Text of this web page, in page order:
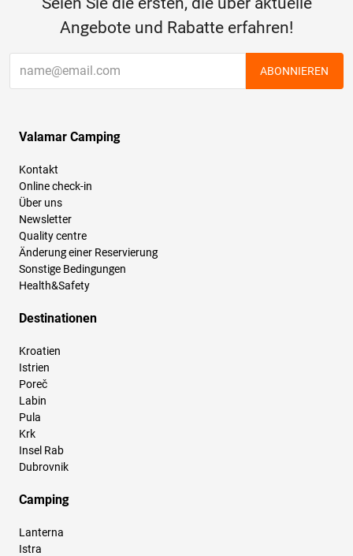
Angebote und Rabatte erfahren!
ABONNIEREN
Valamar Camping
Kontakt
Online check-in
Über uns
Newsletter
Quality centre
Änderung einer Reservierung
Sonstige Bedingungen
Health&Safety
Destinationen
Kroatien
Istrien
Poreč
Labin
Pula
Krk
Insel Rab
Dubrovnik
Camping
Lanterna
Istra